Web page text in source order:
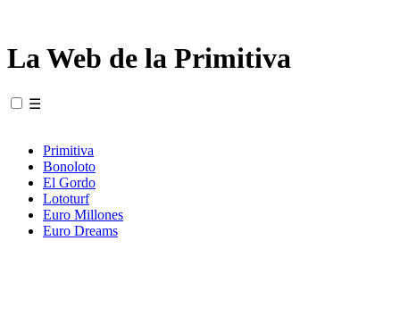
La Web de la Primitiva
☰
Primitiva
Bonoloto
El Gordo
Lototurf
Euro Millones
Euro Dreams